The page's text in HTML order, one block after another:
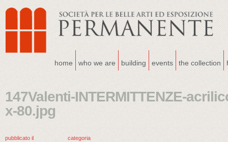
home who we are building events the collection
147Valenti-INTERMITTENZE-
x-80.jpg
pubblicato il categoria